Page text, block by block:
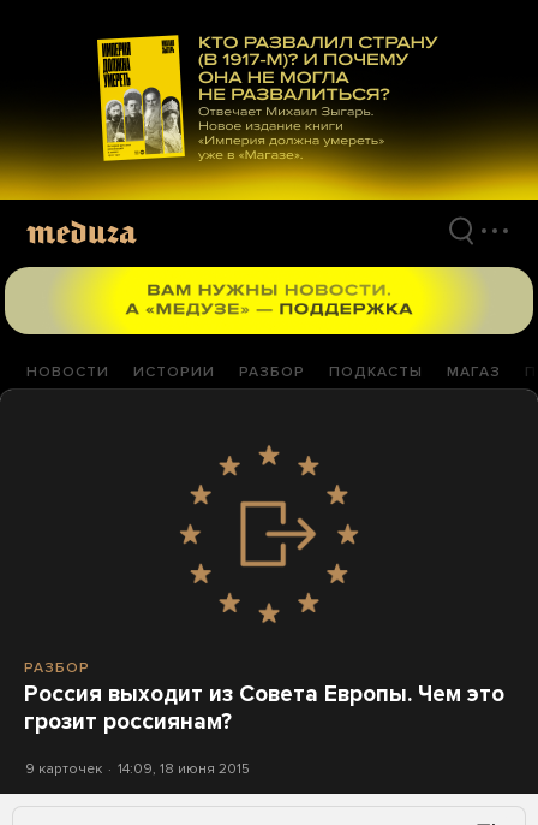
материалам
НОВОСТИ ИСТОРИИ РАЗБОР ПОДКАСТЫ МАГАЗ
РАЗБОР
Россия выходит из Совета Европы. Чем это
грозит россиянам?
9 карточек 14:09, 18 июня 2015